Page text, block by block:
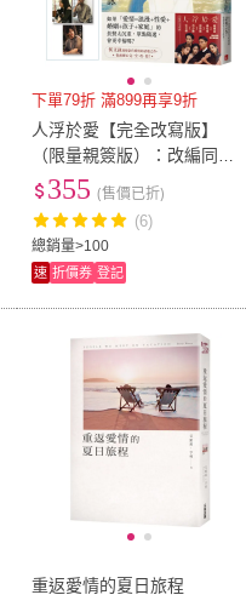
下單79折 滿899再享9折
人浮於愛【完全改寫版】
（限量親簽版）：改編同名
電視劇 侯文詠透視當代愛情
的話題之作。首刷附贈「影
集劇
總銷量>100
355 (售價已折)
(6)
速 折價券 登記
重返愛情的夏日旅程